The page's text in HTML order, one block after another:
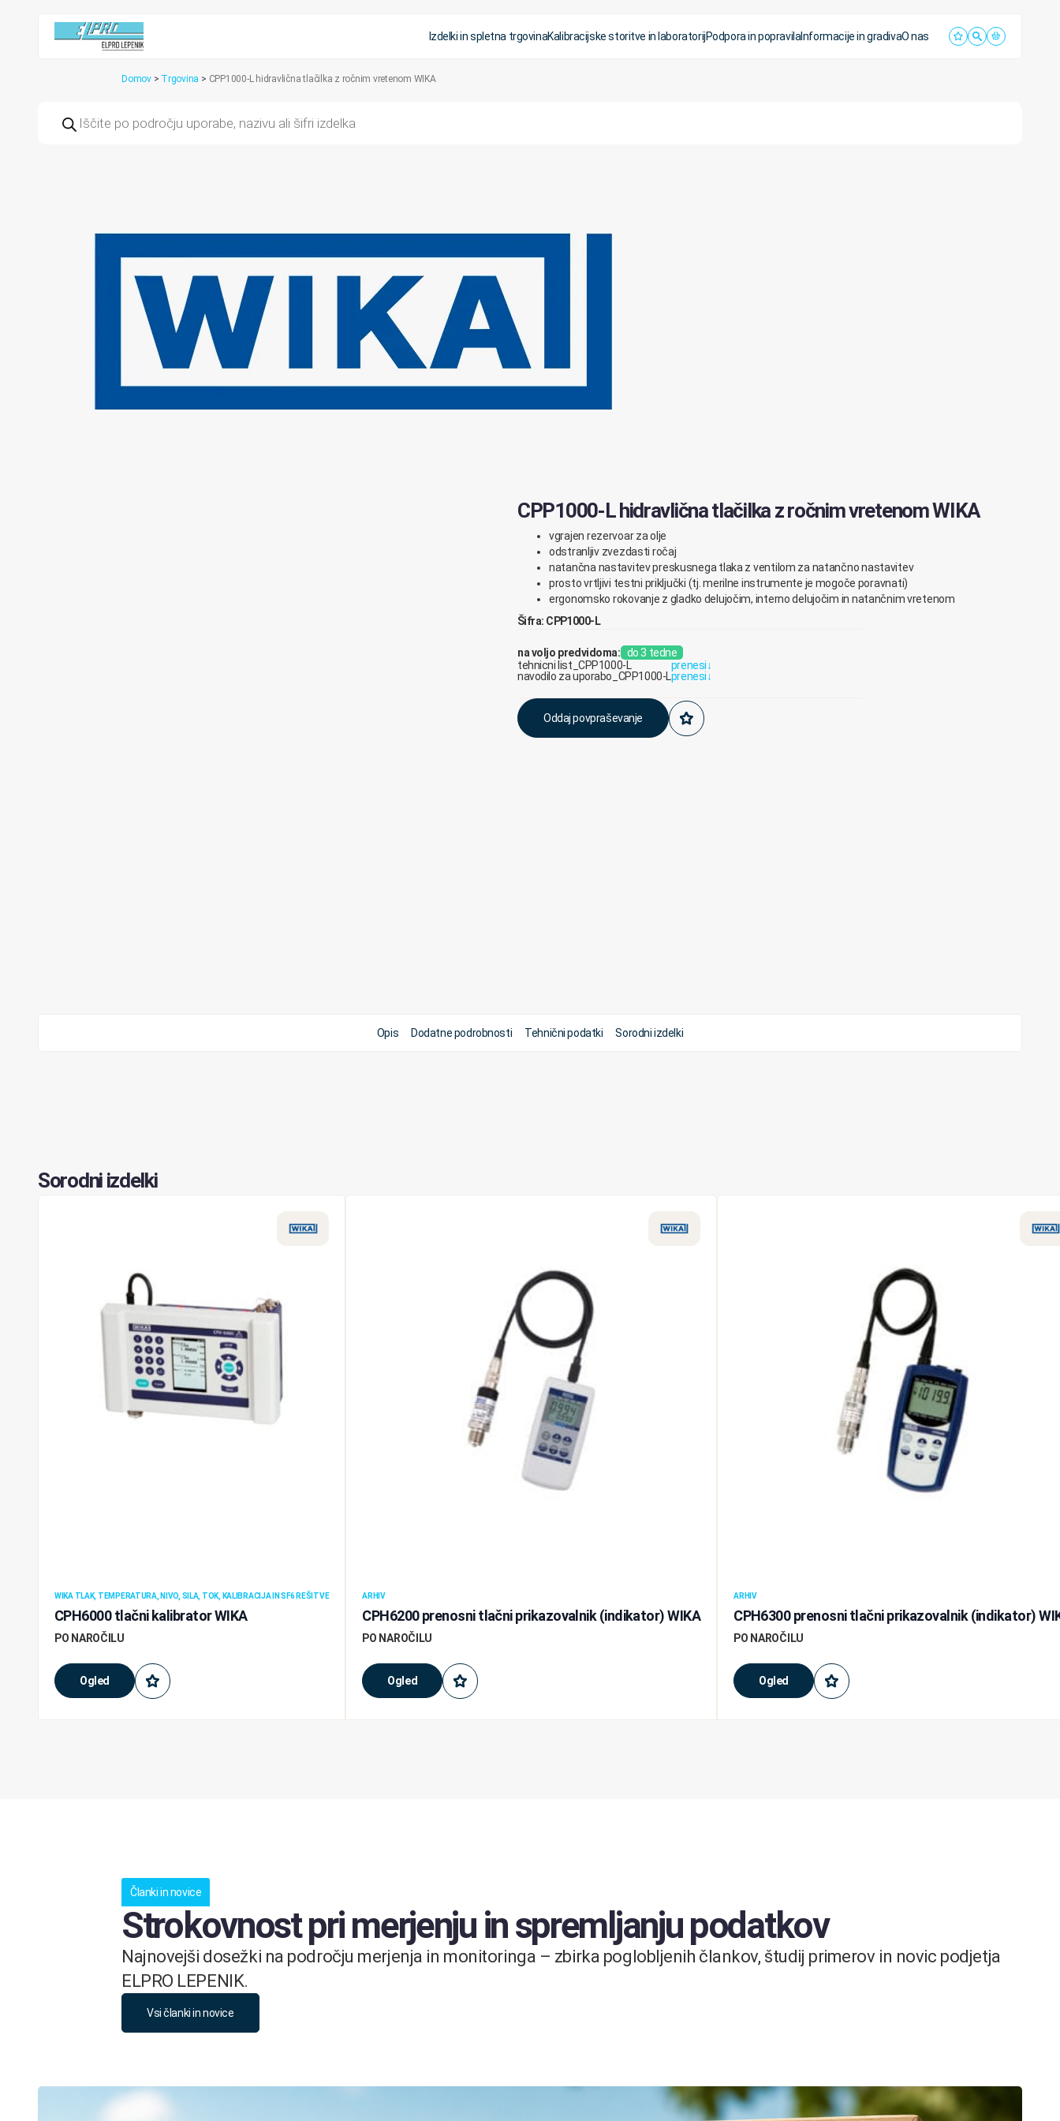
Izdelki in spletna trgovinaKalibracijske storitve in laboratorijPodpora in popravilaInformacije in gradivaO nas
Domov > Trgovina > CPP1000-L hidravlična tlačilka z ročnim vretenom WIKA
search
CPP1000-L hidravlična tlačilka z ročnim vretenom WIKA
vgrajen rezervoar zaolje
odstranljiv zvezdasti ročaj
natančna nastavitevpreskusnega tlaka z ventilom za natančnonastavitev
prostovrtljivi testni priključki (tj .merilne instrumente je mogoče poravnati)
ergonomsko rokovanje z gladko delujočim, interno delujočim in natančnimvretenom
Šifra: CPP1000-L
na voljo predvidoma: do 3 tedne
tehnicni list_CPP1000-L
prenesi↓
navodilo za uporabo_CPP1000-Lprenesi↓
Oddaj povpraševanje
Opis Dodatne podrobnosti Tehnični podatki Sorodni izdelki
Sorodni izdelki
WIKA TLAK, TEMPERATURA, NIVO, SILA, TOK, KALIBRACIJA IN SF6 REŠITVE
CPH6000 tlačni kalibrator WIKA
Ogled
PO NAROČILU
ARHIV
CPH6200 prenosni tlačni prikazovalnik (indikator) WIKA
Ogled
PO NAROČILU
ARHIV
CPH6300 prenosni tlačni prikazovalnik (indikator)
Ogled
PO NAROČILU
Članki in novice
Strokovnost pri merjenju in spremljanju podatkov
Najnovejši dosežki na področju merjenja in monitoringa – zbirka poglobljenih člankov, študij primerov in novic podjetja
ELPRO LEPENIK.
Vsi članki in novice